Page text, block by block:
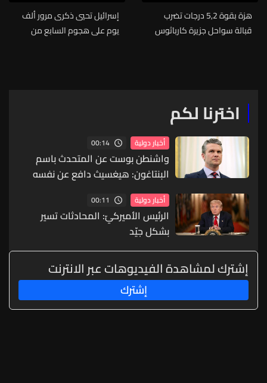
هزة بقوة 5,2 درجات تضرب
قبالة سواحل جزيرة كارباثوس
إسرائيل تحيي ذكرى مرور ألف
يوم على هجوم السابع من
اخترنا لكم
أخبار دولية 00:14
واشنطن بوست عن المتحدث باسم
البنتاغون: هيغسيث دافع عن نفسه
أمام ترامب
أخبار دولية 00:11
الرئيس الأميركيّ: المحادثات تسير
بشكل جيّد
إشترك لمشاهدة الفيديوهات عبر الانترنت
إشترك